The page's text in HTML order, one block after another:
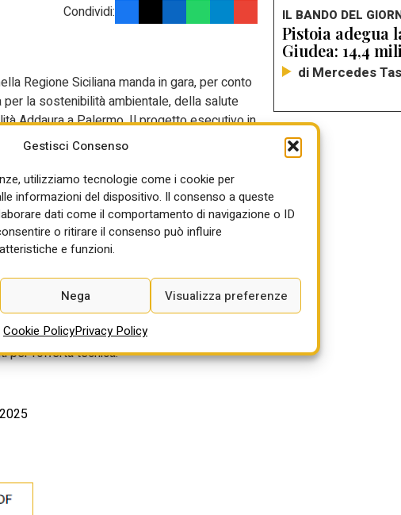
Gestisci Consenso
utilizziamo tecnologie come i cookie per
informazioni del dispositivo. Il consenso a queste
dati come il comportamento di navigazione o ID
o ritirare il consenso può influire
e funzioni.
Nega Visualizza preferenze
Cookie PolicyPrivacy Policy
Condividi:
Regione Siciliana manda in gara, per conto
per la sostenibilità ambientale, della salute
Addaura a Palermo. Il progetto esecutivo in
del progetto di “Riqualificazione e
dell’uomo” finanziato con 45 milioni di
Operativo Complementare (POC) Sicilia
Roosevelt (attuale sede di ARPA Sicilia)
del Centro di Eccellenza. Il
di rafforzare le capacità di ricerca
digitale.
come indicato nella gazzetta
è quello dell’offerta economicamente
per l’offerta tecnica.
IL BANDO DEL
Pistoia adegua
Giudea: 14,4
di Mercedes